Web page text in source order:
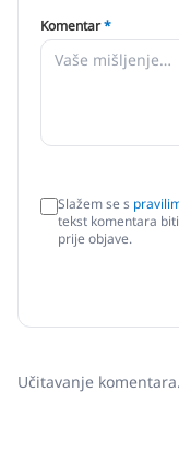
Komentar*
Slažem se s
tekst komentara
prije objave.
Učitavanje